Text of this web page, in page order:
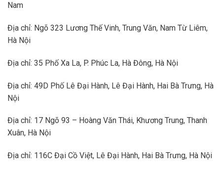
Nam
Địa chỉ: Ngõ 323 Lương Thế Vinh, Trung Văn, Nam Từ Liêm,
Hà Nội
Địa chỉ: 35 Phố Xa La, P. Phúc La, Hà Đông, Hà Nội
Địa chỉ: 49D Phố Lê Đại Hành, Lê Đại Hành, Hai Bà Trưng, Hà
Nội
Địa chỉ: 17 Ngõ 93 – Hoàng Văn Thái, Khương Trung, Thanh
Xuân, Hà Nội
Địa chỉ: 116C Đại Cồ Việt, Lê Đại Hành, Hai Bà Trưng, Hà Nội